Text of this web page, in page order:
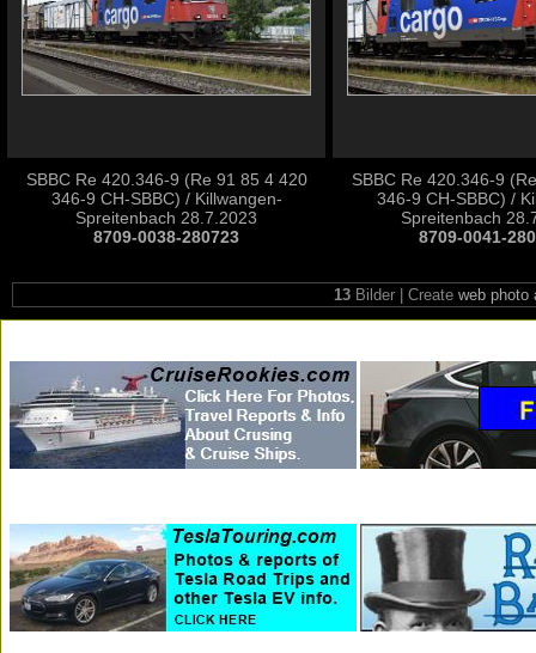
SBBC Re 420.346-9 (Re 91 85 4 420
346-9 CH-SBBC) / Killwangen-
Spreitenbach 28.7.2023
8709-0038-280723
SBBC Re 420.346-9
346-9 CH-SBBC) /
Spreitenbach
8709-0041-
13Bilder | Create web photo